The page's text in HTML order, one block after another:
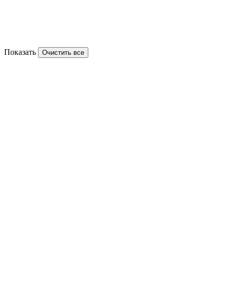
Показать Очистить все